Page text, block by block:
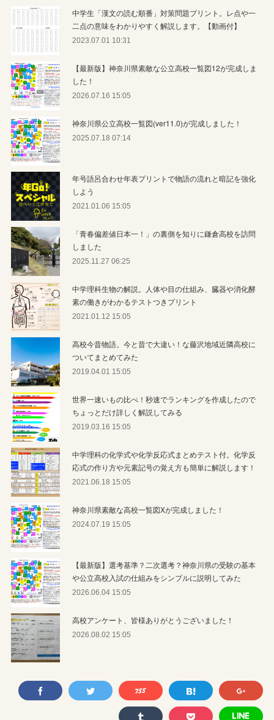
中学生「漢文の読む順番」対策問題プリント。レ点や一
二点の意味をわかりやすく解説します。【動画付】
2023.07.01 10:31
【最新版】神奈川県素敵な公立高校一覧図12が完成しま
した！
2026.07.16 15:05
神奈川県公立高校一覧図(ver11.0)が完成しました！
2025.07.18 07:14
年号語呂合わせ年表プリントで物語の流れと暗記を強化
しよう
2021.01.06 15:05
「青春偏差値日本一！」の裏側を知りに鎌倉高校を訪問
しました
2025.11.27 06:25
中学理科生物の解説。人体や目の仕組み、臓器や消化酵
素の働きがわかるテストつきプリント
2021.01.12 15:05
高校今昔物語。今と昔で大違い！な藤沢地域近隣高校に
ついてまとめてみた
2019.04.01 15:05
世界一速いもの比べ！秒速でランキングを作成したので
ちょっとだけ詳しく解説してみる
2019.03.16 15:05
中学理科の化学式や化学反応式まとめテスト付。化学反
応式の作り方や元素記号の覚え方も簡単に解説します！
2021.06.18 15:05
神奈川県素敵な高校一覧図Xが完成しました！
2024.07.19 15:05
【最新版】選考基準？二次選考？神奈川県の受験の基本
や公立高校入試の仕組みをシンプルに説明してみた
2026.06.04 15:05
高校アンケート、皆様ありがとうございました！
2026.08.02 15:05